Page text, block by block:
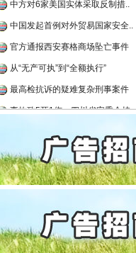
中国发起首例对外贸易国家安全..
官方通报西安赛格商场坠亡事件
从“无产可执”到“全额执行”
最高检抗诉的疑难复杂刑事案件
事故致5死1伤，四川省安委会挂..
近期涉私家车群死群伤事故多发..
半生相守，一别两宽：这场老年..
一纸欠条伤亲情 巡回调解促和..
26万保费，离婚时为何要分走一..
传销头目出狱后办书院暴力管教..
四川省公安厅征集新型黑恶违法..